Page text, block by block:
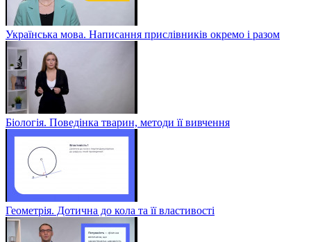
Українська мова. Написання прислівників окремо і разом
Біологія. Поведінка тварин, методи її вивчення
Геометрія. Дотична до кола та її властивості